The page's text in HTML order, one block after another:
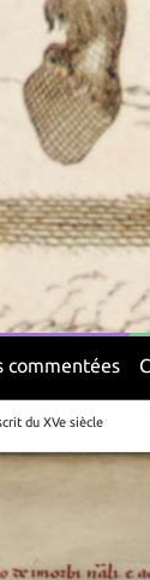
commentées
du XVe siècle